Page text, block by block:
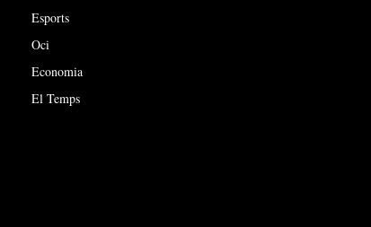
Esports
Oci
Economia
El Temps